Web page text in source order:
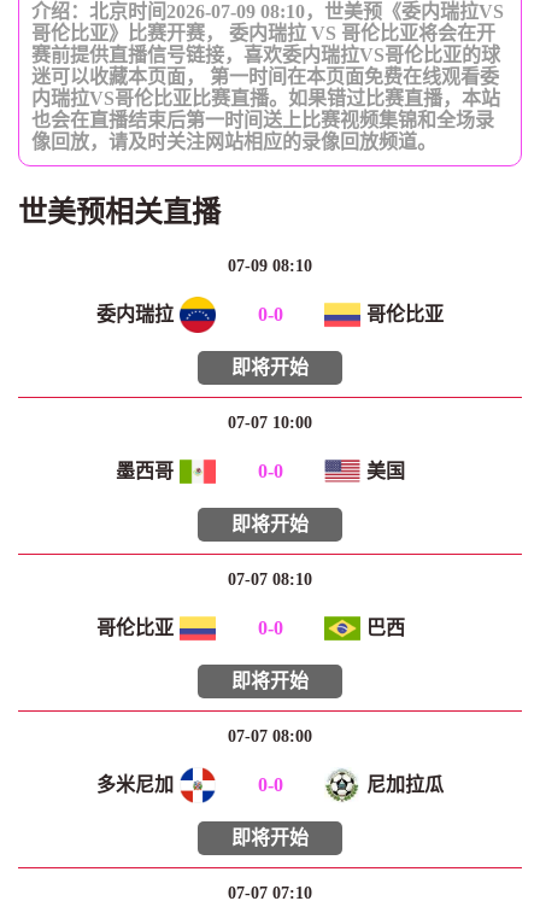
介绍：北京时间2026-07-09 08:10，世美预《委内瑞拉VS
哥伦比亚》比赛开赛， 委内瑞拉 VS 哥伦比亚将会在开
赛前提供直播信号链接，喜欢委内瑞拉VS哥伦比亚的球
迷可以收藏本页面， 第一时间在本页面免费在线观看委
内瑞拉VS哥伦比亚比赛直播。如果错过比赛直播，本站
也会在直播结束后第一时间送上比赛视频集锦和全场录
像回放，请及时关注网站相应的录像回放频道。
世美预相关直播
07-09 08:10
委内瑞拉 0-0 哥伦比亚
即将开始
07-07 10:00
墨西哥 0-0 美国
即将开始
07-07 08:10
哥伦比亚 0-0 巴西
即将开始
07-07 08:00
多米尼加 0-0 尼加拉瓜
即将开始
07-07 07:10